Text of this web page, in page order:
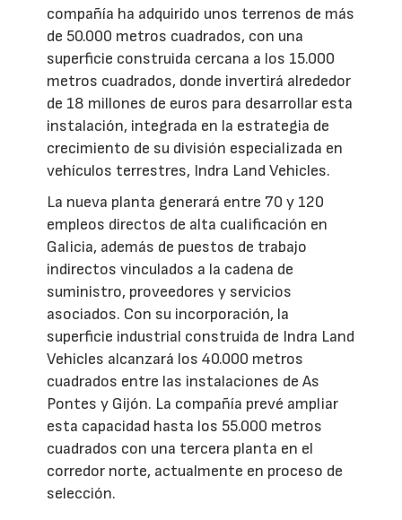
compañía ha adquirido unos terrenos de más
de 50.000 metros cuadrados, con una
superficie construida cercana a los 15.000
metros cuadrados, donde invertirá alrededor
de 18 millones de euros para desarrollar esta
instalación, integrada en la estrategia de
crecimiento de su división especializada en
vehículos terrestres, Indra Land Vehicles.
La nueva planta generará entre 70 y 120
empleos directos de alta cualificación en
Galicia, además de puestos de trabajo
indirectos vinculados a la cadena de
suministro, proveedores y servicios
asociados. Con su incorporación, la
superficie industrial construida de Indra Land
Vehicles alcanzará los 40.000 metros
cuadrados entre las instalaciones de As
Pontes y Gijón. La compañía prevé ampliar
esta capacidad hasta los 55.000 metros
cuadrados con una tercera planta en el
corredor norte, actualmente en proceso de
selección.